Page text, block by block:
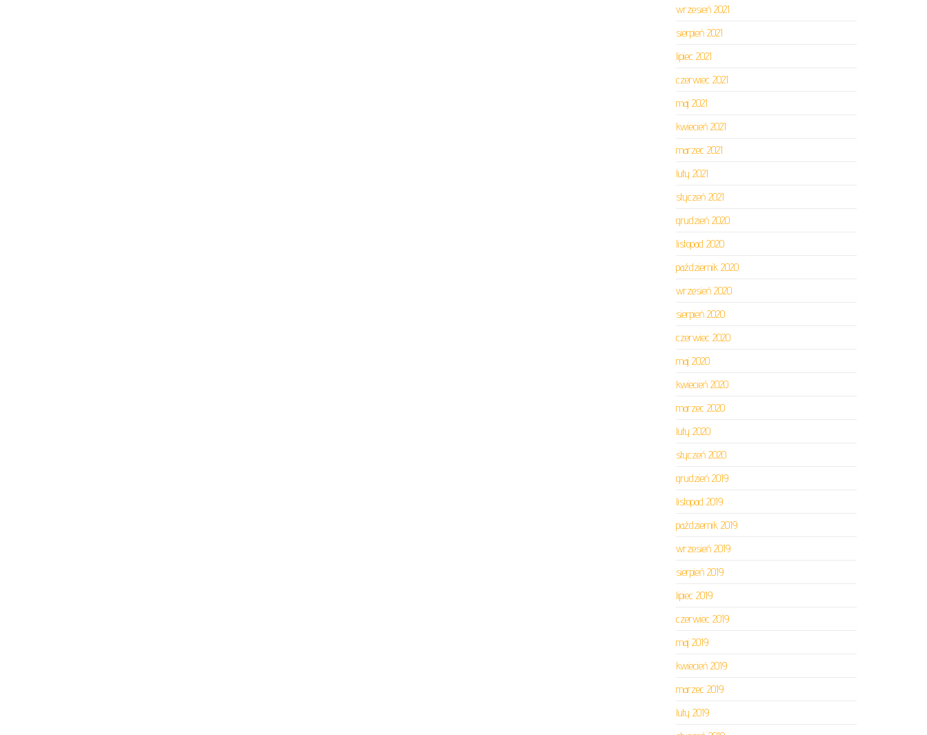
wrzesień 2021
sierpień 2021
lipiec 2021
czerwiec 2021
maj 2021
kwiecień 2021
marzec 2021
luty 2021
styczeń 2021
grudzień 2020
listopad 2020
październik 2020
wrzesień 2020
sierpień 2020
czerwiec 2020
maj 2020
kwiecień 2020
marzec 2020
luty 2020
styczeń 2020
grudzień 2019
listopad 2019
październik 2019
wrzesień 2019
sierpień 2019
lipiec 2019
czerwiec 2019
maj 2019
kwiecień 2019
marzec 2019
luty 2019